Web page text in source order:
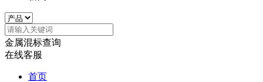
金属混标查询
在线客服
首页